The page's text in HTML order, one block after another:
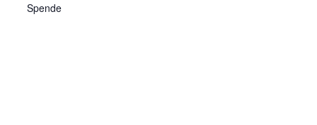
Spende